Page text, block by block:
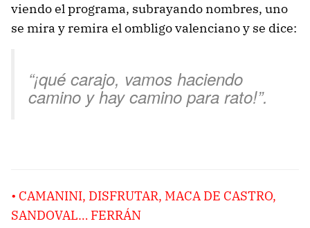
viendo el programa, subrayando nombres, uno
se mira y remira el ombligo valenciano y se dice:
“¡qué carajo, vamos haciendo
camino y hay camino para rato!”.
• CAMANINI, DISFRUTAR, MACA DE CASTRO,
SANDOVAL… FERRÁN